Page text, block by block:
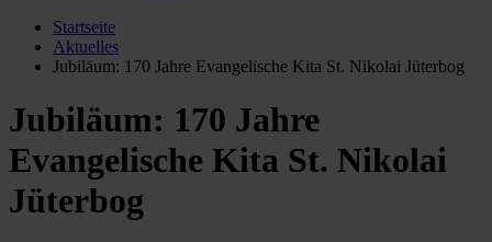
Startseite
Aktuelles
Jubiläum: 170 Jahre Evangelische Kita St. Nikolai Jüterbog
Jubiläum: 170 Jahre
Evangelische Kita St. Nikolai
Jüterbog